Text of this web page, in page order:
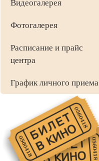
Видеогалерея
Фотогалерея
Расписание и прайс
центра
График личного приема